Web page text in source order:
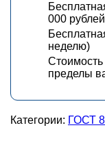
000
неделю)
пределы
Категории: ГОСТ